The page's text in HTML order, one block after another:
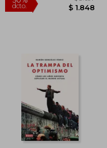
50%
dcto.